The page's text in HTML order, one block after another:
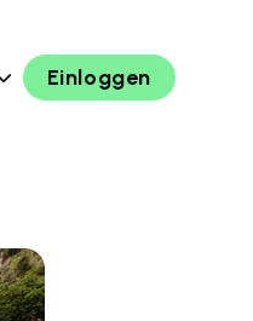
Einloggen